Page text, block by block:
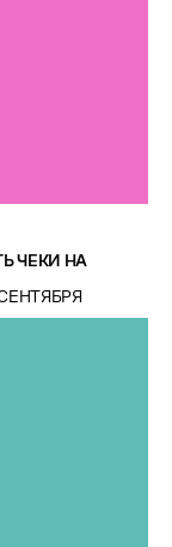
ЧЕКИ НА